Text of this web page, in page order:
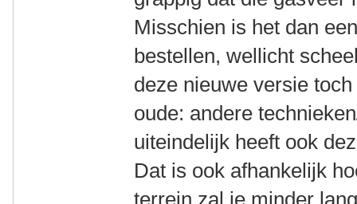
Misschien is het dan
bestellen, wellicht
deze nieuwe versie
oude: andere
uiteindelijk heeft ook
Dat is ook afhankelijk
terrein zal ie minder